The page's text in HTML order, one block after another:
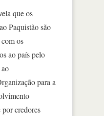
que os
Paquistão são
os
ao país pelo
para a
credores